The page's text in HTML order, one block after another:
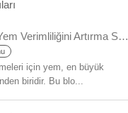
Hayvancılıkta Yem Verimliliğini Artırma Stratejileri: YemYap ile Maksimum Fayda
için yem, en büyük
biridir. Bu blo...